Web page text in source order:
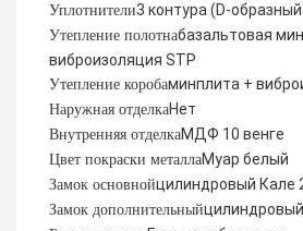
Уплотнители3 контура (D-
Утепление полотнабазальтовая
виброизоляция STP
Утепление коробаминплита +
Наружная отделкаНет
Внутренняя отделкаМДФ 10 венге
Цвет покраски металлаМуар белый
Замок основнойцилиндровый Кале
Замок дополнительный